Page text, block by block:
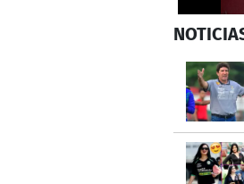
seconds
minutes,
39
seconds
0%